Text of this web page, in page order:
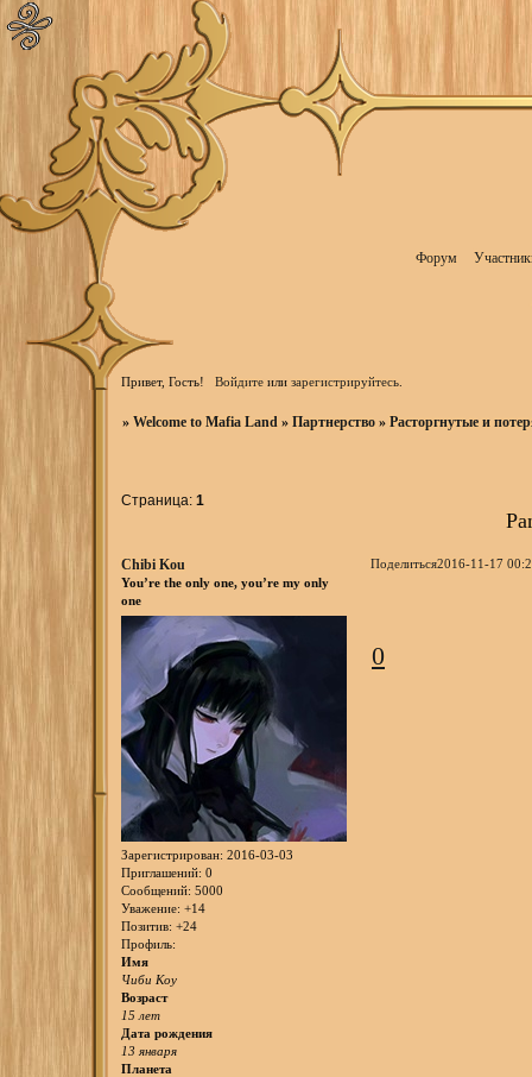
Форум
Привет, Гость! Войдитеили зарегистрируйтесь.
»Welcome to Mafia Land »Партнерство »Расторгнутые и
Страница:1
Поделиться2016-11-17
Chibi Kou
You’re the only one, you’re my only
one
Зарегистрирован: 2016-03-03
Приглашений: 0
Сообщений: 5000
Уважение: +14
Позитив: +24
Профиль:
Имя
Чиби Коу
Возраст
15 лет
Дата рождения
13 января
Планета
0